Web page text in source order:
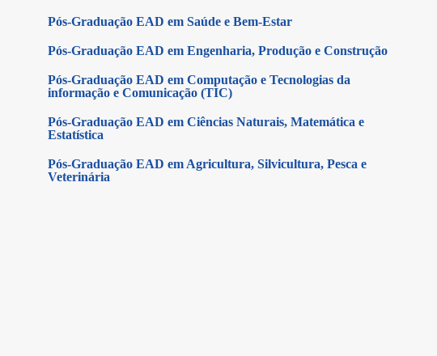
Pós-Graduação EAD em Saúde e Bem-Estar
Pós-Graduação EAD em Engenharia, Produção e Construção
Pós-Graduação EAD em Computação e Tecnologias da
informação e Comunicação (TIC)
Pós-Graduação EAD em Ciências Naturais, Matemática e
Estatística
Pós-Graduação EAD em Agricultura, Silvicultura, Pesca e
Veterinária